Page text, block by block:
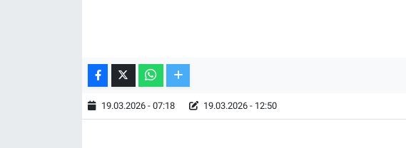
19.03.2026 - 07:18 19.03.2026 - 12:50
EĞİTİM